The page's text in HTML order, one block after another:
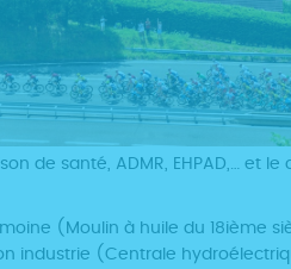
de santé, ADMR, EHPAD,… et le
(Moulin à huile du 18ième
industrie (Centrale